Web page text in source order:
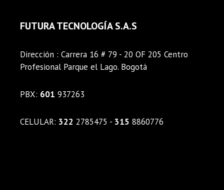
FUTURA TECNOLOGÍA S.A.S
Dirección : Carrera 16 # 79 - 20 OF 205 Centro
Profesional Parque el Lago. Bogotá
PBX: 601 937263
CELULAR: 322 2785475 - 315 8860776